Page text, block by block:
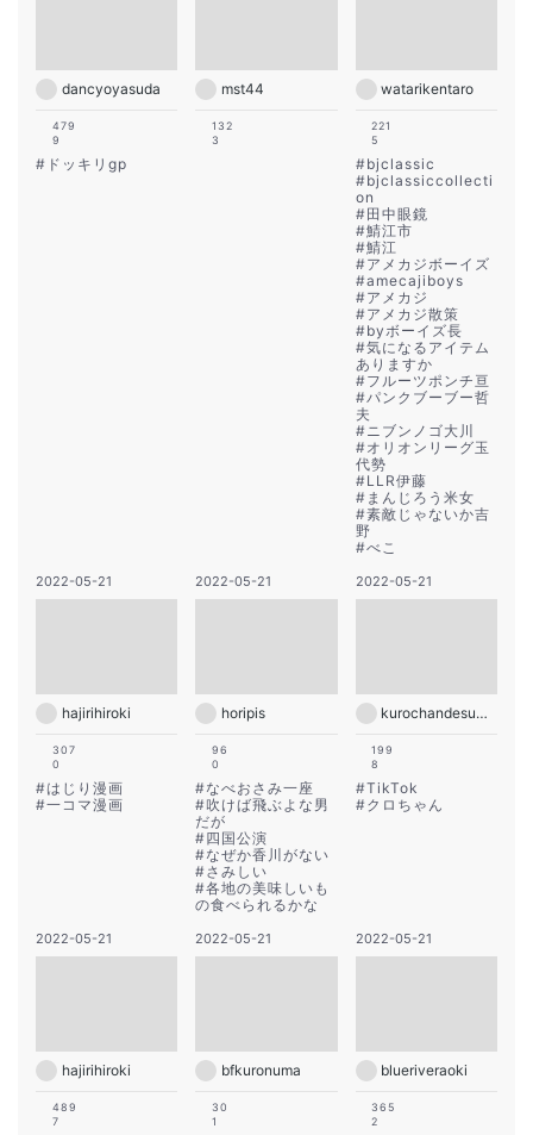
dancyoyasuda
479
9
# ドッキリgp
mst44
132
3
watarikentaro
221
5
#bjclassic
#bjclassiccollecti
on
#田中眼鏡
#鯖江市
#鯖江
#アメカジボーイズ
#amecajiboys
#アメカジ
#アメカジ散策
#byボーイズ長
#気になるアイテム
ありますか
#フルーツポンチ亘
#パンクブーブー哲
夫
#ニブンノゴ大川
#オリオンリーグ玉
代勢
#LLR伊藤
# まんじろう米女
#素敵じゃないか吉
野
#べこ
2022-05-21
hajirihiroki
307
0
#はじり漫画
#一コマ漫画
2022-05-21
horipis
96
0
#なべおさみ一座
#吹けば飛ぶよな男
だが
#四国公演
#なぜか香川がない
#さみしい
#各地の美味しいも
の食べられるかな
2022-05-21
kurochandesuwawa
199
8
#TikTok
#クロちゃん
2022-05-21
hajirihiroki
489
7
2022-05-21
bfkuronuma
30
1
2022-05-21
blueriveraoki
365
2